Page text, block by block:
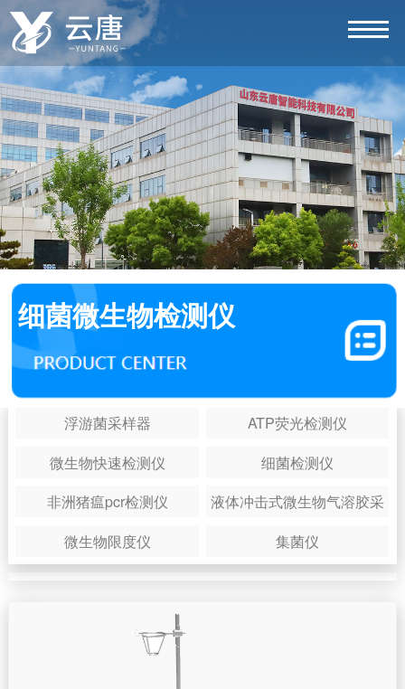
细菌微生物检测仪
浮游菌采样器
ATP荧光检测仪
微生物快速检测仪
细菌检测仪
非洲猪瘟pcr检测仪
液体冲击式微生物气溶胶采
样器
微生物限度仪 集菌仪